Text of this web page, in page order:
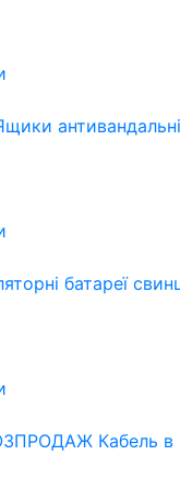
антивандальні
батареї
Кабель в